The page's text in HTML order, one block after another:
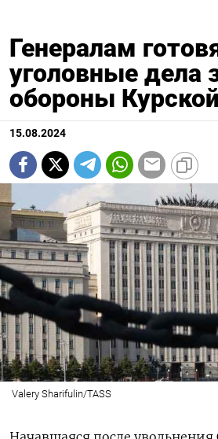
Генералам
уголовные дела
обороны
15.08.2024
Valery Sharifulin/TASS